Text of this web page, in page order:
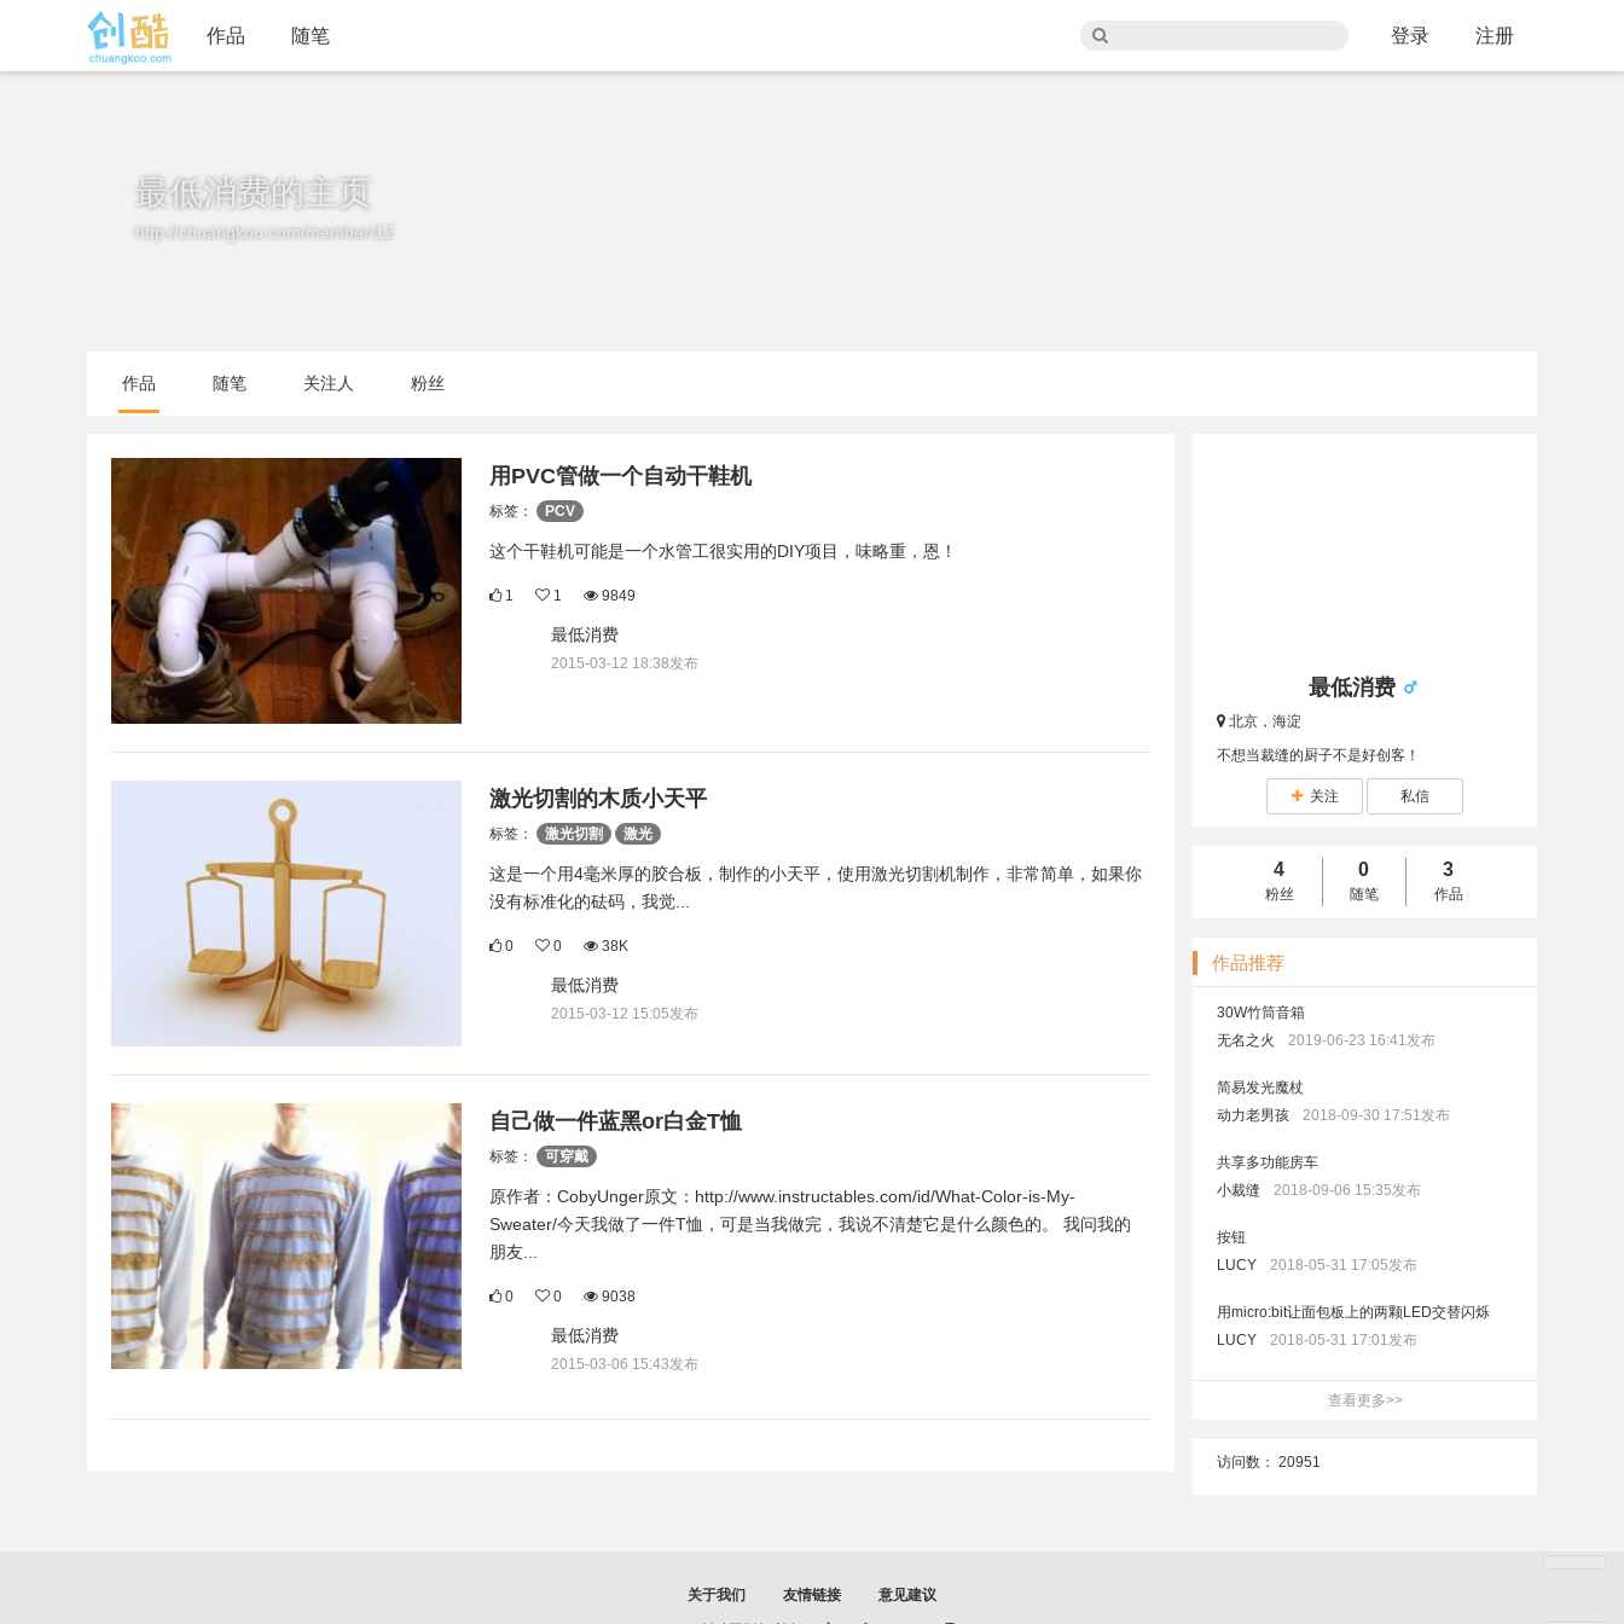
作品 随笔 登录 注册
最低消费的主页
http://chuangkoo.com/member/12
作品 随笔 关注人 粉丝
用PVC管做一个自动干鞋机
标签： PCV
这个干鞋机可能是一个水管工很实用的DIY项目，味略重，恩！
1 1 9849
最低消费
2015-03-12 18:38发布
激光切割的木质小天平
标签： 激光切割 激光
这是一个用4毫米厚的胶合板，制作的小天平，使用激光切割机制作，非常简单，如果你
没有标准化的砝码，我觉...
0 0 38K
最低消费
2015-03-12 15:05发布
自己做一件蓝黑or白金T恤
标签： 可穿戴
原作者：CobyUnger原文：http://www.instructables.com/id/What-Color-is-My-
Sweater/今天我做了一件T恤，可是当我做完，我说不清楚它是什么颜色的。 我问我的
朋友...
0 0 9038
最低消费
2015-03-06 15:43发布
最低消费
北京，海淀
不想当裁缝的厨子不是好创客！
关注 私信
4
粉丝
0
随笔
3
作品
作品推荐
30W竹筒音箱
无名之火
2019-06-23 16:41发布
简易发光魔杖
动力老男孩
2018-09-30 17:51发布
共享多功能房车
小裁缝
2018-09-06 15:35发布
按钮
LUCY
2018-05-31 17:05发布
用micro:bit让面包板上的两颗LED交替闪烁
LUCY
2018-05-31 17:01发布
查看更多>>
访问数： 20951
关于我们 友情链接 意见建议